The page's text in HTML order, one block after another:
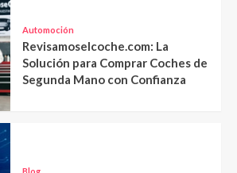
Automoción
Revisamoselcoche.com: La
Solución para Comprar Coches de
Segunda Mano con Confianza